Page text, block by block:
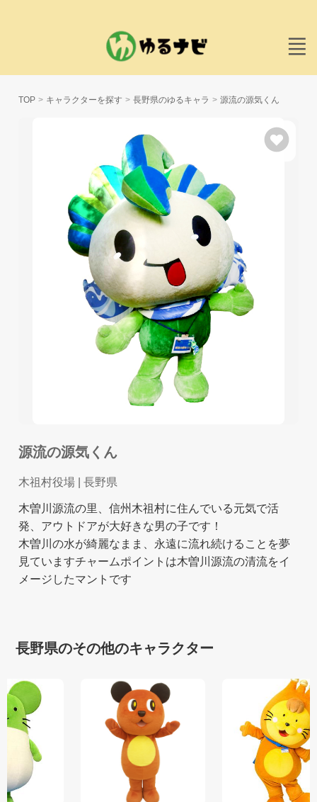
TOP キャラクターを探す 長野県のゆるキャラ 源流の源気くん
源流の源気くん
木祖村役場 | 長野県
木曽川源流の里、信州木祖村に住んでいる元気で活
発、アウトドアが大好きな男の子です！
木曽川の水が綺麗なまま、永遠に流れ続けることを夢
見ていますチャームポイントは木曽川源流の清流をイ
メージしたマントです
長野県のその他のキャラクター